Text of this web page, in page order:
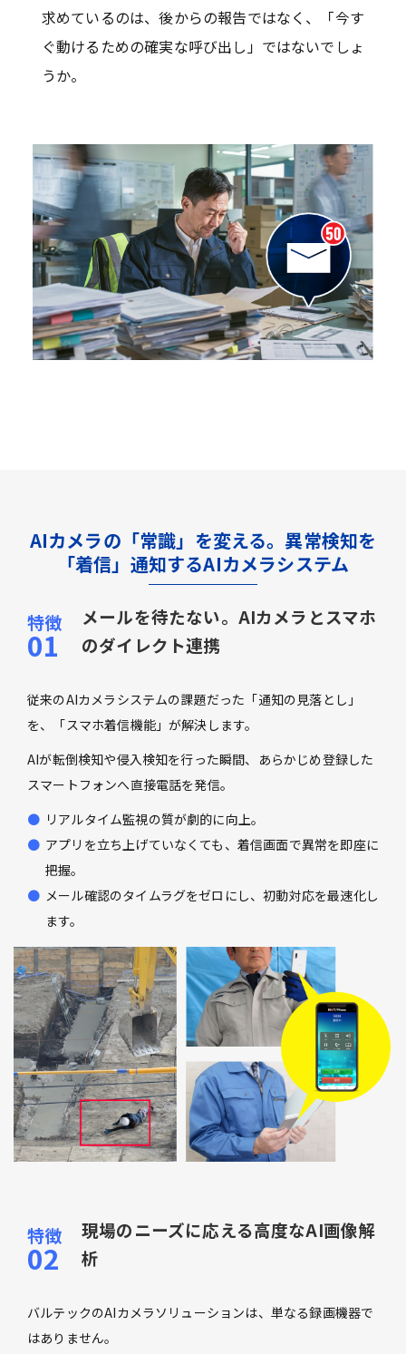
求めているのは、後からの報告ではなく、「今す
ぐ動けるための確実な呼び出し」ではないでしょ
うか。
AIカメラの「常識」を変える。異常検知を
「着信」通知するAIカメラシステム
メールを待たない。AIカメラとスマホ
のダイレクト連携
従来のAIカメラシステムの課題だった「通知の見落とし」
を、「スマホ着信機能」が解決します。
AIが転倒検知や侵入検知を行った瞬間、あらかじめ登録した
スマートフォンへ直接電話を発信。
リアルタイム監視の質が劇的に向上。
アプリを立ち上げていなくても、着信画面で異常を即座に
把握。
メール確認のタイムラグをゼロにし、初動対応を最速化し
ます。
現場のニーズに応える高度なAI画像解
析
バルテックのAIカメラソリューションは、単なる録画機器で
はありません。